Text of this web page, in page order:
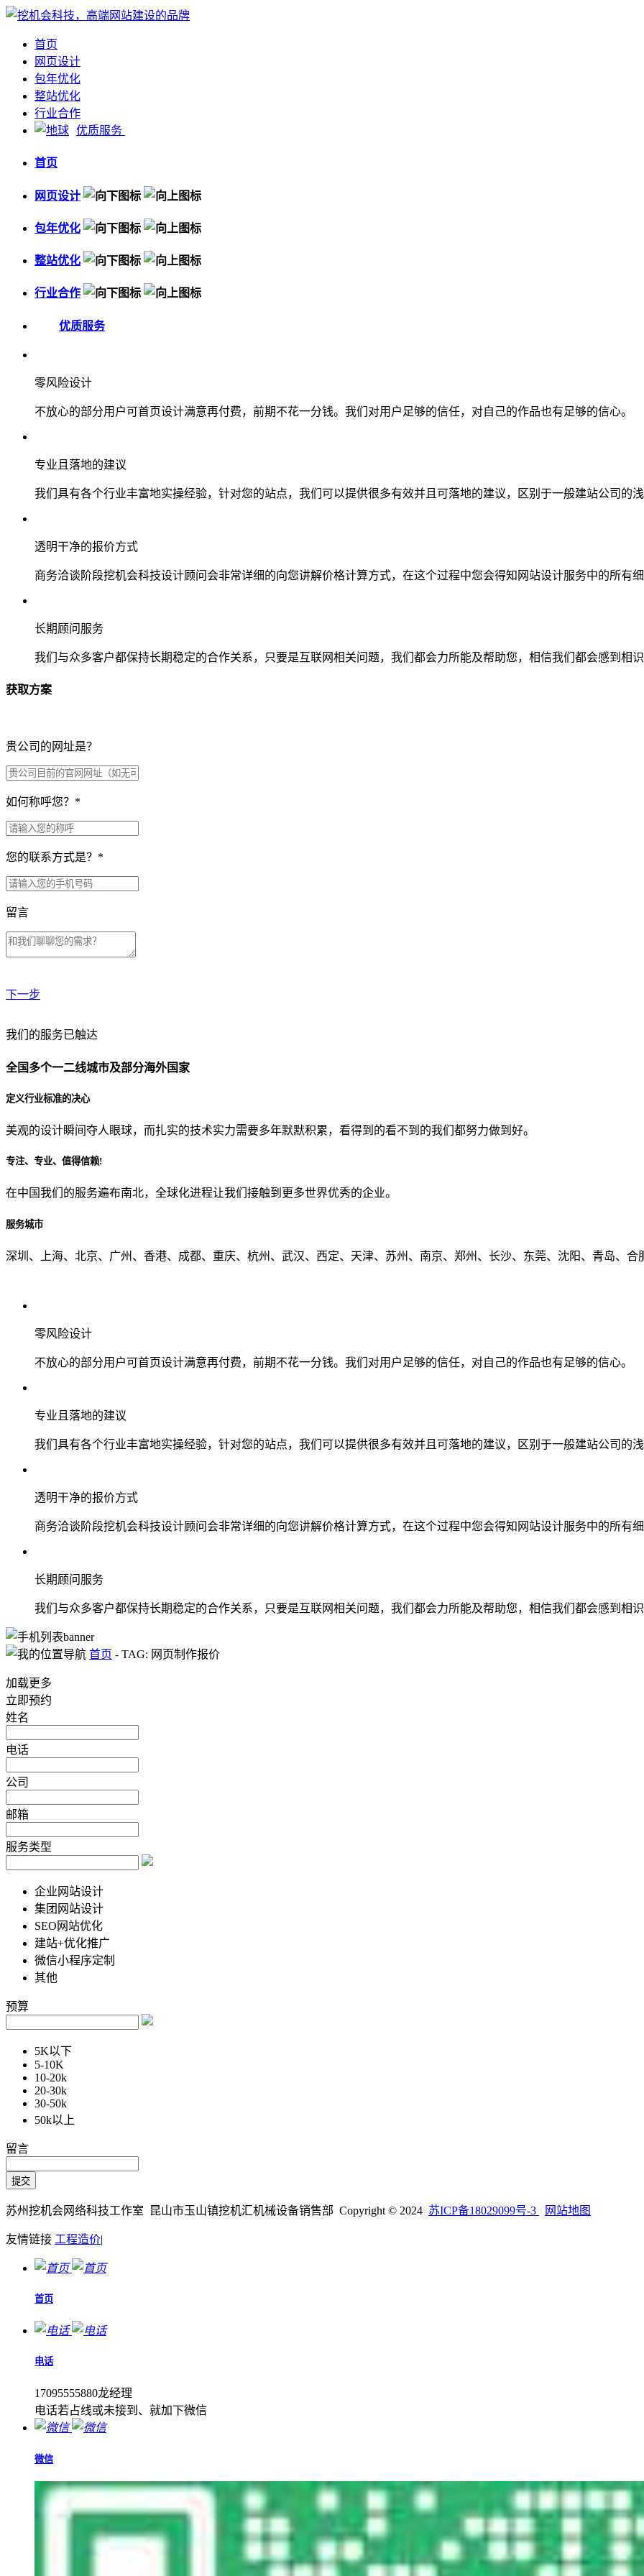
首页
网页设计
包年优化
整站优化
行业合作
优质服务
首页
网页设计
包年优化
整站优化
行业合作
优质服务
零风险设计
不放心的部分用户可首页设计满意再付费，前期不花一分钱。我们对用户足够的信任，对自己的作品也有足够的信心。
专业且落地的建议
我们具有各个行业丰富地实操经验，针对您的站点，我们可以提供很多有效并且可落地的建议，区别于一般建站公司的
透明干净的报价方式
商务洽谈阶段挖机会科技设计顾问会非常详细的向您讲解价格计算方式，在这个过程中您会得知网站设计服务中的所有
长期顾问服务
我们与众多客户都保持长期稳定的合作关系，只要是互联网相关问题，我们都会力所能及帮助您，相信我们都会感到相
获取方案
贵公司的网址是？
如何称呼您？ *
您的联系方式是？ *
留言
下一步
贵公司预算范围是？
贵公司的团队规模是？
从哪里了解到我们？
我们的服务已触达
全国多个一二线城市及部分海外国家
定义行业标准的决心
美观的设计瞬间夺人眼球，而扎实的技术实力需要多年默默积累，看得到的看不到的我们都努力做到好。
专注、专业、值得信赖!
在中国我们的服务遍布南北，全球化进程让我们接触到更多世界优秀的企业。
服务城市
深圳、上海、北京、广州、香港、成都、重庆、杭州、武汉、西定、天津、苏州、南京、郑州、长沙、东莞、沈阳、青岛、合
零风险设计
不放心的部分用户可首页设计满意再付费，前期不花一分钱。我们对用户足够的信任，对自己的作品也有足够的信心。
专业且落地的建议
我们具有各个行业丰富地实操经验，针对您的站点，我们可以提供很多有效并且可落地的建议，区别于一般建站公司的
透明干净的报价方式
商务洽谈阶段挖机会科技设计顾问会非常详细的向您讲解价格计算方式，在这个过程中您会得知网站设计服务中的所有
长期顾问服务
我们与众多客户都保持长期稳定的合作关系，只要是互联网相关问题，我们都会力所能及帮助您，相信我们都会感到相
首页 - TAG: 网页制作报价
加载更多
立即预约
姓名
电话
公司
邮箱
服务类型
企业网站设计
集团网站设计
SEO网站优化
建站+优化推广
微信小程序定制
其他
预算
5K以下
5-10K
10-20k
20-30k
30-50k
50k以上
留言
苏州挖机会网络科技工作室 昆山市玉山镇挖机汇机械设备销售部 Copyright © 2024 苏ICP备18029099号-3 网站地图
友情链接 工程造价|
首页
电话
17095555880龙经理
电话若占线或未接到、就加下微信
微信